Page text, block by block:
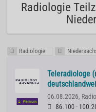
Radiologie
Radiologie
Premium
Teleradiologe
06.08.2026,
86.100 -